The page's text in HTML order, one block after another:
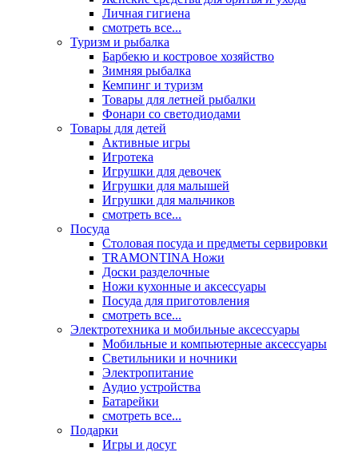
Личная гигиена
смотреть все...
Туризм и рыбалка
Барбекю и костровое хозяйство
Зимняя рыбалка
Кемпинг и туризм
Товары для летней рыбалки
Фонари со светодиодами
Товары для детей
Активные игры
Игротека
Игрушки для девочек
Игрушки для малышей
Игрушки для мальчиков
смотреть все...
Посуда
Столовая посуда и предметы сервировки
TRAMONTINA Ножи
Доски разделочные
Ножи кухонные и аксессуары
Посуда для приготовления
смотреть все...
Электротехника и мобильные аксессуары
Мобильные и компьютерные аксессуары
Светильники и ночники
Электропитание
Аудио устройства
Батарейки
смотреть все...
Подарки
Игры и досуг